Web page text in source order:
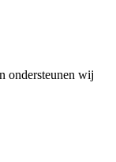
ondersteunen wij